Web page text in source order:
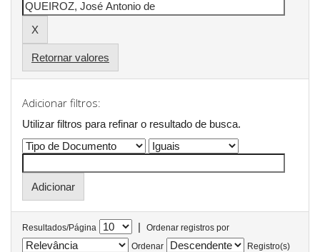
Retornar valores
Adicionar filtros:
Utilizar filtros para refinar o resultado de busca.
Resultados/Página |
Ordenar registros por
Ordenar
Registro(s)